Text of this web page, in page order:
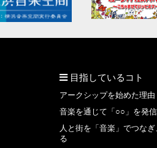
目指しているコト
アークシップを始めた理由
音楽を通じて「○○」を発
人と街を「音楽」でつな
る